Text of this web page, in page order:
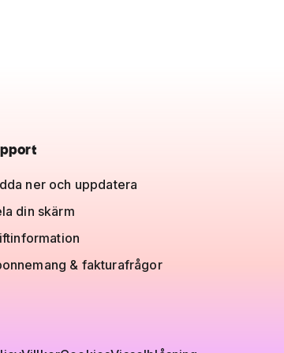
ner och uppdatera
din skärm
& fakturafrågor